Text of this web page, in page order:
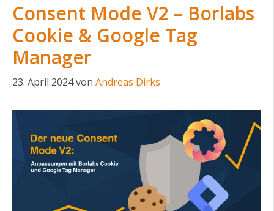
Consent Mode V2 – Borlabs
Cookie & Google Tag
Manager
23. April 2024von Andreas Dirks